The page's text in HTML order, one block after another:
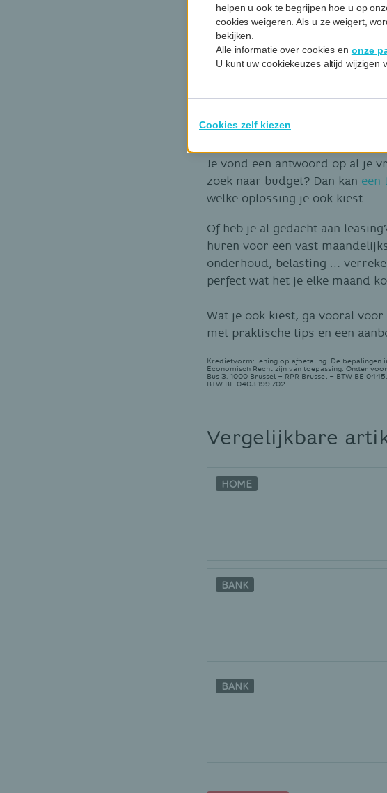
Step, e-bike, hoverboard … Je
opduiken. Zachte mobiliteit –
is aan een heuse opmars
En nu nog
Je vond een antwoord op al je
zoek naar budget? Dan kan een
welke oplossing je ook kiest.
Of heb je al gedacht aan
huren voor een vast
onderhoud, belasting …
perfect wat het je elke maand
Wat je ook kiest, ga vooral
met praktische tips en een
Kredietvorm: lening op afbetaling. De bepalingen
Economisch Recht zijn van toepassing. Onder
Bus 3, 1000 Brussel – RPR Brussel – BTW BE
BTW BE 0403.199.702.
Vergelijkbare
HOME
BANK
BANK
helpen u ook te begrijpen hoe u op
cookies weigeren. Als u ze weigert,
bekijken.
Alle informatie over cookies en onze
U kunt uw cookiekeuzes altijd wijzigen
Cookies zelf kiezen